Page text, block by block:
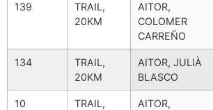
139
TRAIL,
20KM
AITOR,
COLOMER
CARREÑO
134
TRAIL,
20KM
AITOR, JULIÀ
BLASCO
10
TRAIL,
AITOR,